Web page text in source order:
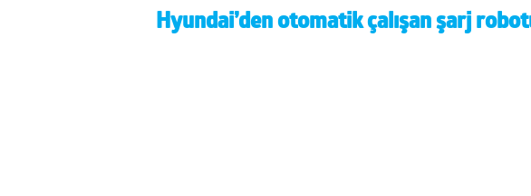
Hyundai’den otomatik çalışan şarj